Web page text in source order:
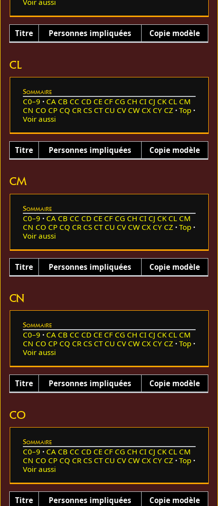
Voir aussi
Titre Personnes impliquées Copie modèle
CL
Sommaire
C0–9 CA CB CC CD CE CF CG CH CI CJ CK CL CM
CN CO CP CQ CR CS CT CU CV CW CX CY CZ
Top
Voir aussi
Titre Personnes impliquées Copie modèle
CM
Sommaire
C0–9 CA CB CC CD CE CF CG CH CI CJ CK CL CM
CN CO CP CQ CR CS CT CU CV CW CX CY CZ
Top
Voir aussi
Titre Personnes impliquées Copie modèle
CN
Sommaire
C0–9 CA CB CC CD CE CF CG CH CI CJ CK CL CM
CN CO CP CQ CR CS CT CU CV CW CX CY CZ
Top
Voir aussi
Titre Personnes impliquées Copie modèle
CO
Sommaire
C0–9 CA CB CC CD CE CF CG CH CI CJ CK CL CM
CN CO CP CQ CR CS CT CU CV CW CX CY CZ
Top
Voir aussi
Titre Personnes impliquées Copie modèle